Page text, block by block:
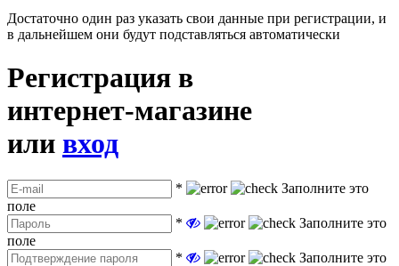
Достаточно один раз указать свои данные при регистрации, и
в дальнейшем они будут подставляться автоматически
Регистрация в
интернет-магазине
или вход
*
Заполните это
поле
*
Заполните это
поле
*
Заполните это